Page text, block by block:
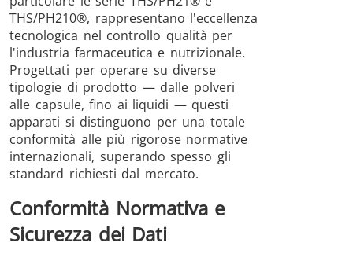
THS Production
4.0
MD-SCOPE
THS/PH210®, rappresentano l'eccellenza
tecnologica nel controllo qualità per
l'industria farmaceutica e nutrizionale.
Progettati per operare su diverse
tipologie di prodotto — dalle polveri
alle capsule, fino ai liquidi — questi
apparati si distinguono per una totale
conformità alle più rigorose normative
internazionali, superando spesso gli
standard richiesti dal mercato.
Conformità Normativa e
Sicurezza dei Dati